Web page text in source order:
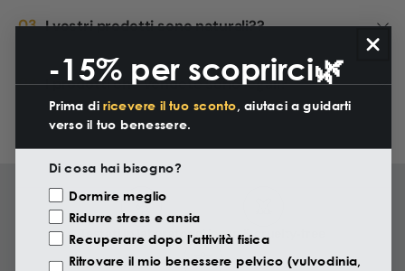
I vostri prodotti sono naturali??
I prodotti che vendete sono legali?
Testati in laboratorioVegan & cruelty‑free
-15% per scoprirci🌿
Prima di ricevere il tuo sconto , aiutaci a guidarti
verso il tuo benessere.
Di cosa hai bisogno?
Motivazione Visita
Dormire meglio
Ridurre stress e ansia
Recuperare dopo l'attività fisica
Ritrovare il mio benessere pelvico (vulvodinia,